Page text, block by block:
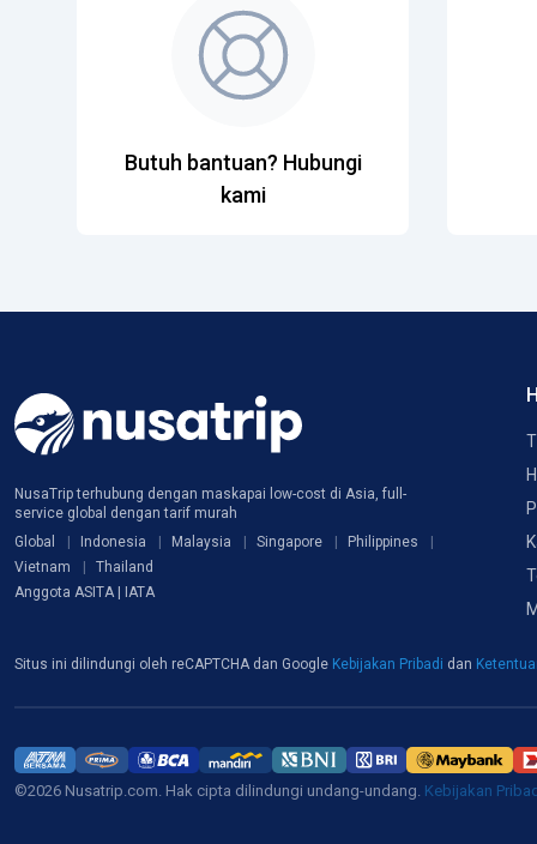
Butuh bantuan? Hubungi
kami
NusaTrip terhubung dengan maskapai low-cost di Asia, full-
service global dengan tarif murah
Global
Indonesia Malaysia Singapore
Philippines
Vietnam
Thailand
Anggota ASITA | IATA
Situs ini dilindungi oleh reCAPTCHA dan Google Kebijakan Pribadi dan
©2026 Nusatrip.com. Hak cipta dilindungi undang-undang. Kebijakan